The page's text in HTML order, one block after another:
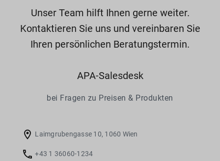
Unser Team hilft Ihnen gerne weiter.
Kontaktieren Sie uns und vereinbaren Sie
Ihren persönlichen Beratungstermin.
APA-Salesdesk
bei Fragen zu Preisen & Produkten
room Laimgrubengasse 10, 1060 Wien
local_phone +43 1 36060-1234